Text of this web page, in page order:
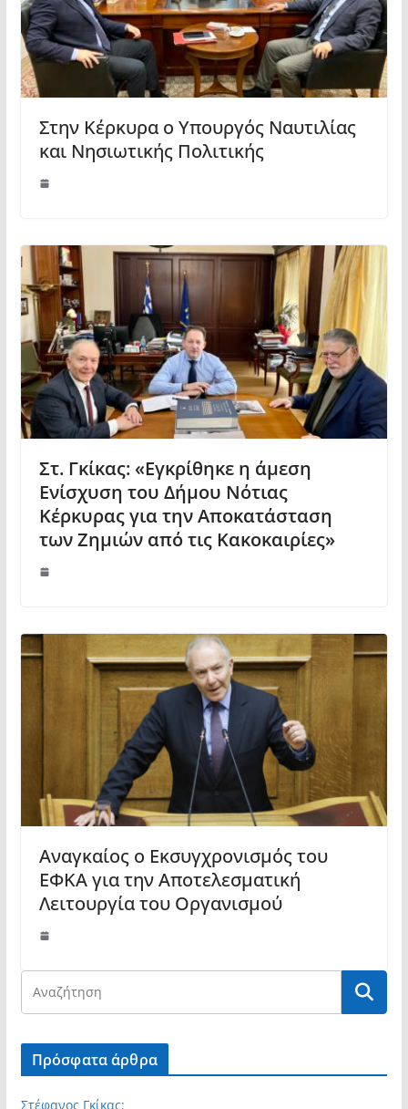
Στην Κέρκυρα ο Υπουργός Ναυτιλίας
και Νησιωτικής Πολιτικής
Στ. Γκίκας: «Εγκρίθηκε η άμεση
Ενίσχυση του Δήμου Νότιας
Κέρκυρας για την Αποκατάσταση
των Ζημιών από τις Κακοκαιρίες»
Αναγκαίος ο Εκσυγχρονισμός του
ΕΦΚΑ για την Αποτελεσματική
Λειτουργία του Οργανισμού
Πρόσφατα άρθρα
Στέφανος Γκίκας: